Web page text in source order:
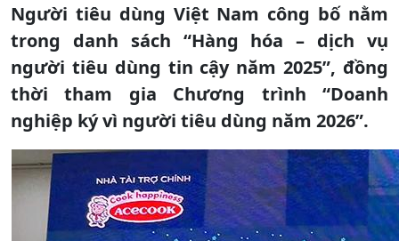
Người tiêu dùng Việt Nam công bố nằm
trong danh sách “Hàng hóa – dịch vụ
người tiêu dùng tin cậy năm 2025”, đồng
thời tham gia Chương trình “Doanh
nghiệp ký vì người tiêu dùng năm 2026”.